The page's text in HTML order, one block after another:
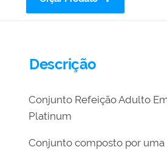
Descrição
Conjunto Refeição Adulto
Platinum
Conjunto composto por uma